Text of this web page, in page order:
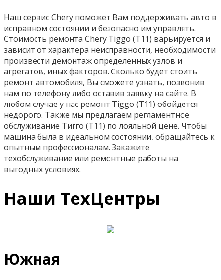
Наш сервис Chery поможет Вам поддерживать авто в
исправном состоянии и безопасно им управлять.
Стоимость ремонта Chery Tiggo (T11) варьируется и
зависит от характера неисправности, необходимости
произвести демонтаж определенных узлов и
агрегатов, иных факторов. Сколько будет стоить
ремонт автомобиля, Вы сможете узнать, позвонив
нам по телефону либо оставив заявку на сайте. В
любом случае у нас ремонт Tiggo (T11) обойдется
недорого. Также мы предлагаем регламентное
обслуживание Тигго (Т11) по лояльной цене. Чтобы
машина была в идеальном состоянии, обращайтесь к
опытным профессионалам. Закажите
техобслуживание или ремонтные работы на
выгодных условиях.
Наши ТехЦентры
Южная